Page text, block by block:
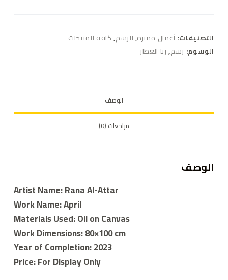
التصنيفات: أعمال مميزة, الرسم, كافة المنتجات
الوسوم: رسم, رنا العطار
الوصف
مراجعات (0)
الوصف
Artist Name: Rana Al-Attar
Work Name: April
Materials Used: Oil on Canvas
Work Dimensions: 80×100 cm
Year of Completion: 2023
Price: For Display Only